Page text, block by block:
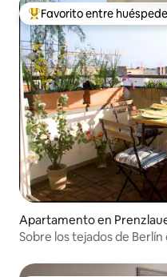
Favorito entre huéspedes
Favorito entre
Apartamento en
Sobre los tejados de